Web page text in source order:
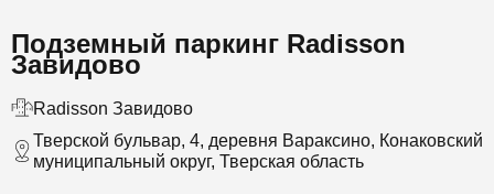
Подземный паркинг Radisson
Завидово
Radisson Завидово
Тверской бульвар, 4, деревня Вараксино, Конаковский
муниципальный округ, Тверская область